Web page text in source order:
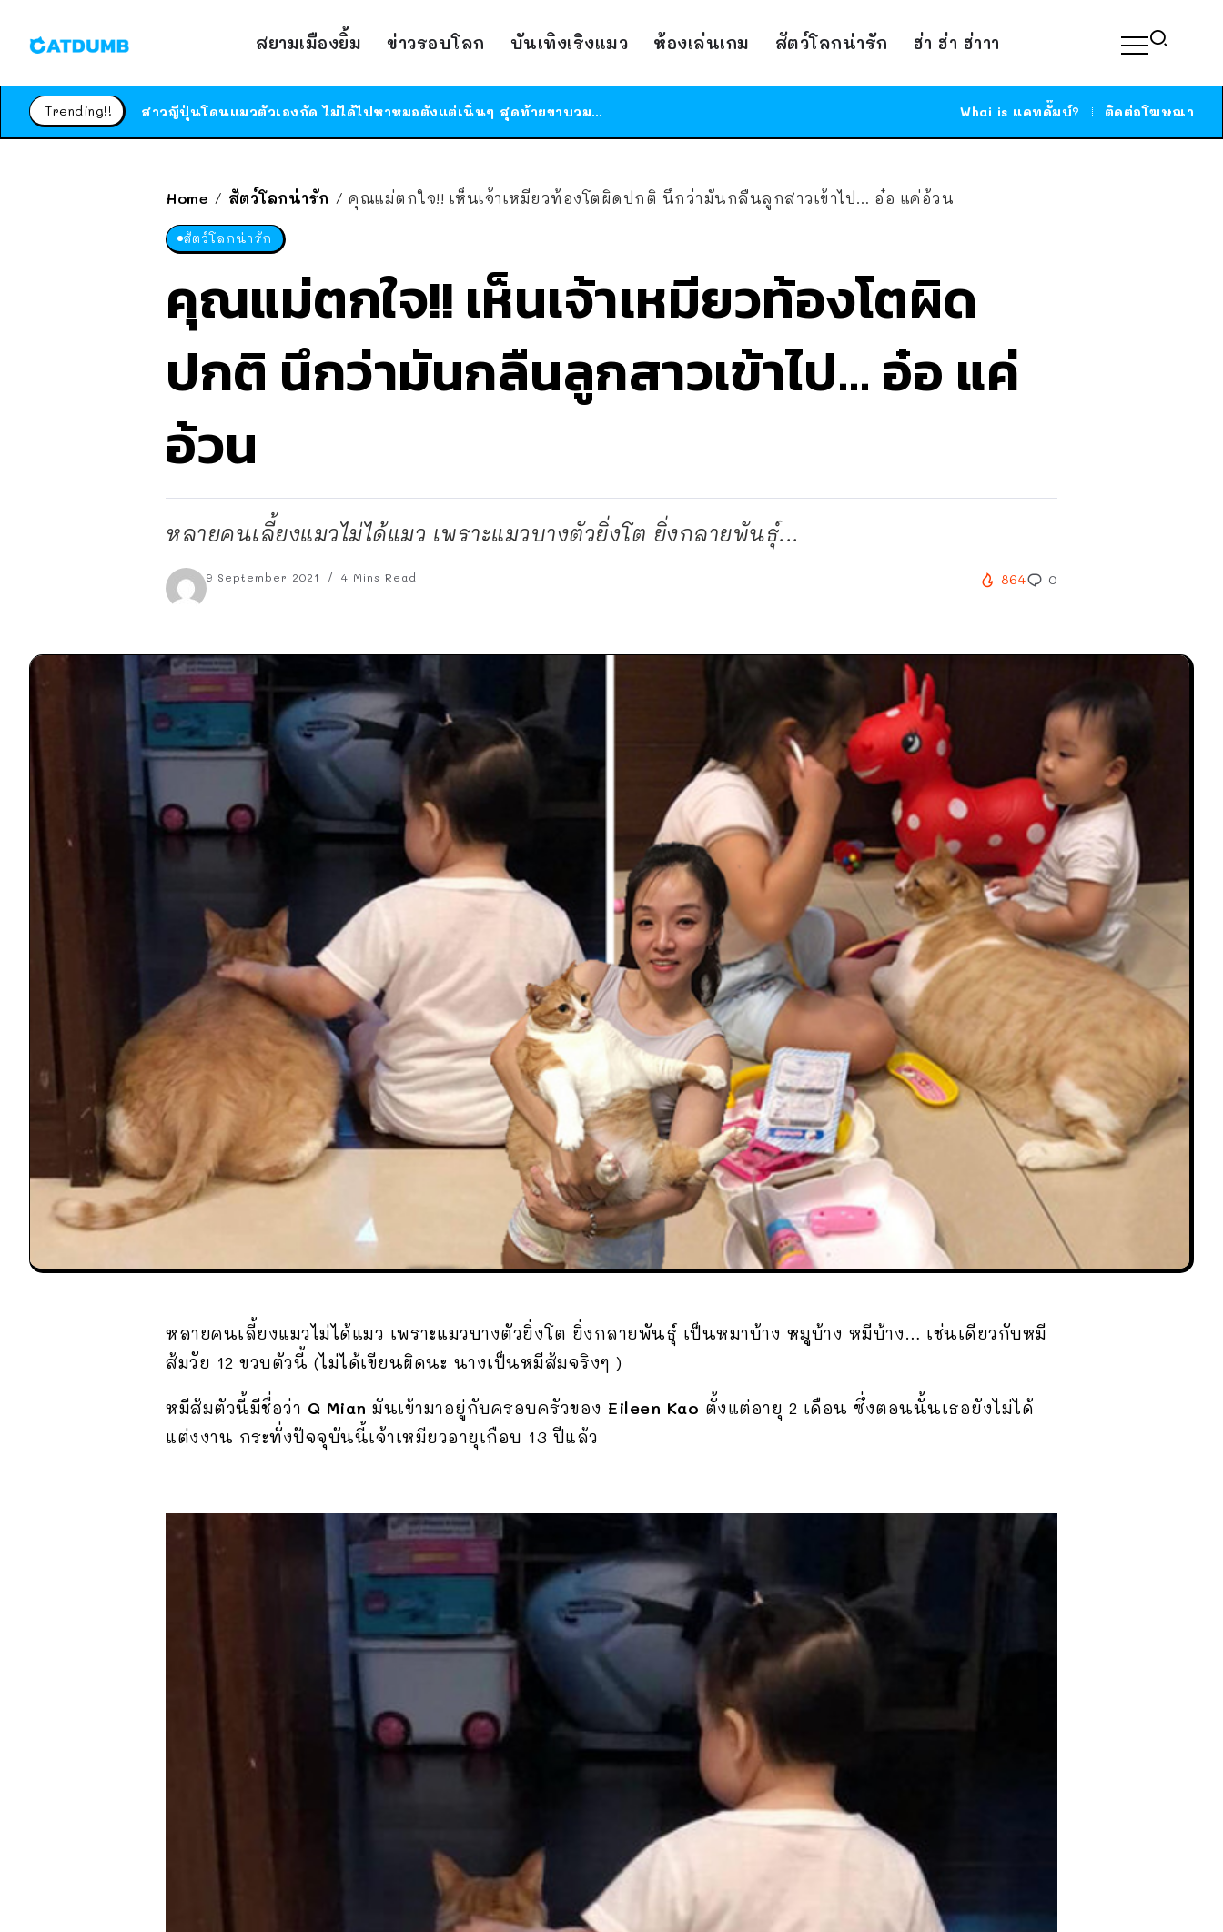
สยามเมืองยิ้ม ข่าวรอบโลก บันเทิงเริงแมว ห้องเล่นเกม สัตว์โลกน่ารัก ฮ่า ฮ่า ฮ่าาา
Trending!!
ร้านอาหารในนิวยอร์กประกาศปิดตัวลง หลังอยู่มานานกว่า 45 ปี ติดป้ายขอบคุณลูกค้าทุกคน แถมสูตรทำไวท์ซอสให้แบบจัดเต็ม
ได้เวลาเด็กหนวดรวมตัว RF Online Next เปิดให้เล่นแล้ว เกม Sci-Fi MMORPG ระดับตำนาน เล่นได้ทั้งมือถือและ PC Whai is แคทดั๊มบ์? ติดต่อโฆษณา
Home / สัตว์โลกน่ารัก / คุณแม่ตกใจ!! เห็นเจ้าเหมียวท้องโตผิดปกติ นึกว่ามันกลืนลูกสาวเข้าไป… อ๋อ แค่อ้วน
สัตว์โลกน่ารัก
คุณแม่ตกใจ!! เห็นเจ้าเหมียวท้องโตผิด
ปกติ นึกว่ามันกลืนลูกสาวเข้าไป… อ๋อ แค่
อ้วน
หลายคนเลี้ยงแมวไม่ได้แมว เพราะแมวบางตัวยิ่งโต ยิ่งกลายพันธุ์...
9 September 2021 4 Mins Read 864 0
หลายคนเลี้ยงแมวไม่ได้แมว เพราะแมวบางตัวยิ่งโต ยิ่งกลายพันธุ์ เป็นหมาบ้าง หมูบ้าง หมีบ้าง… เช่นเดียวกับหมี
ส้มวัย 12 ขวบตัวนี้ (ไม่ได้เขียนผิดนะ นางเป็นหมีส้มจริงๆ )
หมีส้มตัวนี้มีชื่อว่า Q Mian มันเข้ามาอยู่กับครอบครัวของ Eileen Kao ตั้งแต่อายุ 2 เดือน ซึ่งตอนนั้นเธอยังไม่ได้
แต่งงาน กระทั่งปัจจุบันนี้เจ้าเหมียวอายุเกือบ 13 ปีแล้ว